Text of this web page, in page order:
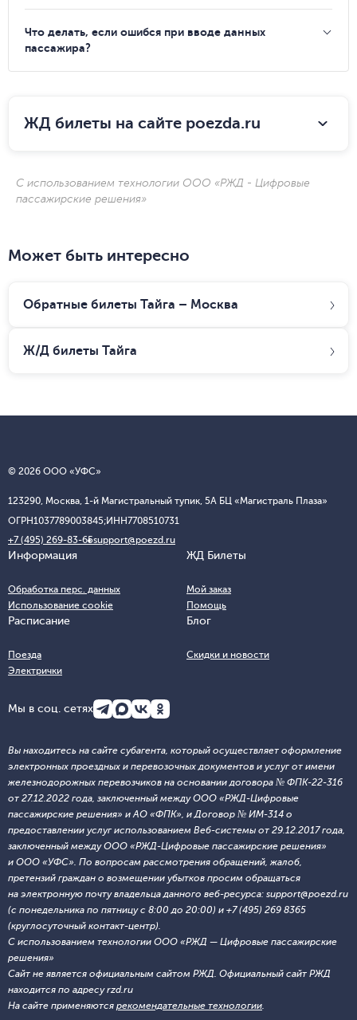
Что делать, если ошибся при вводе данных
пассажира?
ЖД билеты на сайте poezda.ru
С использованием технологии ООО «РЖД - Цифровые
пассажирские решения»
Может быть интересно
Обратные билеты Тайга – Москва
Ж/Д билеты Тайга
© 2026 ООО «УФС»
123290, Москва, 1-й Магистральный тупик, 5А БЦ «Магистраль Плаза»
ОГРН1037789003845;ИНН7708510731
+7 (495) 269-83-65support@poezd.ru
Информация
Обработка перс. данных
Использование cookie
ЖД Билеты
Мой заказ
Помощь
Расписание
Поезда
Электрички
Блог
Скидки и новости
Мы в соц. сетях
Вы находитесь на сайте субагента, который осуществляет оформление
электронных проездных и перевозочных документов и услуг от имени
железнодорожных перевозчиков на основании договора № ФПК-22-316
от 27.12.2022 года, заключенный между ООО «РЖД-Цифровые
пассажирские решения» и АО «ФПК», и Договор № ИМ-314 о
предоставлении услуг использованием Веб-системы от 29.12.2017 года,
заключенный между ООО «РЖД-Цифровые пассажирские решения»
и ООО «УФС». По вопросам рассмотрения обращений, жалоб,
претензий граждан о возмещении убытков просим обращаться
на электронную почту владельца данного веб-ресурса: support@poezd.ru
(с понедельника по пятницу с 8:00 до 20:00) и +7 (495) 269 8365
(круглосуточный контакт-центр).
С использованием технологии ООО «РЖД — Цифровые пассажирские
решения»
Сайт не является официальным сайтом РЖД. Официальный сайт РЖД
находится по адресу rzd.ru
На сайте применяются рекомендательные технологии.